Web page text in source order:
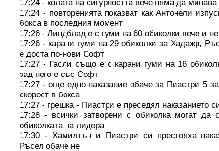
17:24 - колата на сигурността вече няма да минава
17:24 - повторенията показват как Антонели
бокса в последния момент
17:26 - Линдблад е с гуми на 60 обиколки вече и
17:26 - карани гуми на 29 обиколки за Хадажр,
е доста по-нови Софт
17:27 - Гасли също е с карани гуми на 16
зад него е със Софт
17:27 - още едно наказание обаче за Пиастри 5
скорост в бокса
17:27 - грешка - Пиастри е преседял наказанието
17:28 - всички затворени с обиколка могат да
обиколката на лидера
17:30 - Хамилтън и Пиастри си престояха
Ръсел обаче не